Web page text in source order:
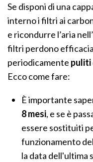
Se disponi di una
interno i filtri ai
e ricondurre l’aria
filtri perdono
periodicamente puliti
Ecco come fare:
È importante
8 mesi, e se è
essere sostituiti
funzionamento
la data dell'ultima